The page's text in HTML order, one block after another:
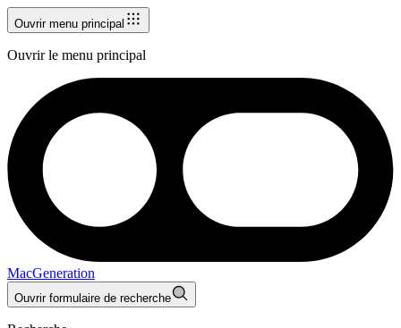
Ouvrir menu principal
Ouvrir le menu principal
MacGeneration
Ouvrir formulaire de recherche